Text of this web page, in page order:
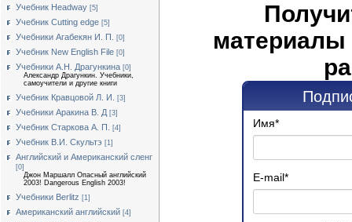
Учебник Headway [5]
Учебник Cutting edge [5]
Учебники Агабекян И. П. [0]
Учебник New English File [0]
Учебники А.Н. Драгункина [0]
Александр Драгункин. Учебники,
самоучители и другие книги
Учебник Кравцовой Л. И. [3]
Учебники Аракина В. Д [3]
Учебник Старкова А. П. [4]
Учебник В.И. Скультэ [1]
Английский и Американский сленг
[0]
Джон Маршалл Опасный английский
2003! Dangerous English 2003!
Учебники Berlitz [1]
Американский английский [4]
материалы
Имя*
E-mail*